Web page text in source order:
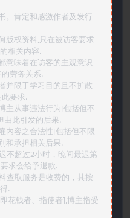
。肯定和感激作者及发行
版权资料,只在被访客要求
相关内容.
意味着在访客的主观意识
劳务关系.
并限于学习目的且不扩散
要求.
主从事违法行为[包括但不
由此引发的后果.
内容之合法性[包括但不限
和承担相关后果.
不超过2小时，晚间最迟第
求会给予退款.
查取服务是收费的，其按
.
花钱者、指使者],博主指受